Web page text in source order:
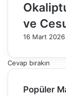
ve
16 Mart 2026
Cevap bırakın
Popüler